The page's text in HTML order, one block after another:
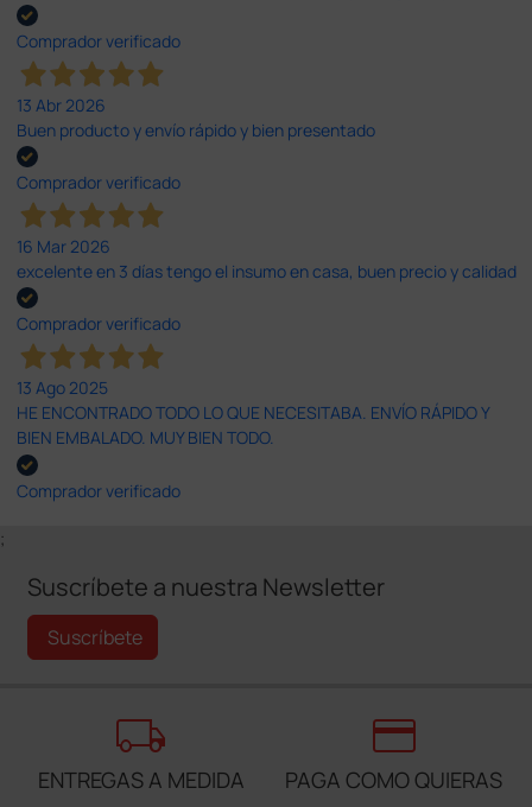
Comprador verificado
13 Abr 2026
Buen producto y envío rápido y bien presentado
Comprador verificado
16 Mar 2026
excelente en 3 días tengo el insumo en casa, buen precio y calidad
Comprador verificado
13 Ago 2025
HE ENCONTRADO TODO LO QUE NECESITABA. ENVÍO RÁPIDO Y
BIEN EMBALADO. MUY BIEN TODO.
Comprador verificado
;
Suscríbete a nuestra Newsletter
Suscríbete
local_shipping
ENTREGAS A MEDIDA
credit_card
PAGA COMO QUIERAS